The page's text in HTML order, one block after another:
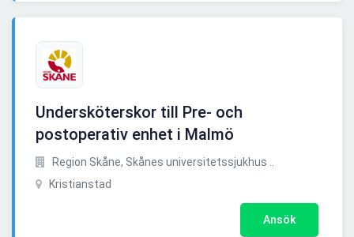
Undersköterskor till Pre- och
postoperativ enhet i Malmö
Region Skåne, Skånes universitetssjukhus ..
Kristianstad
Ansök